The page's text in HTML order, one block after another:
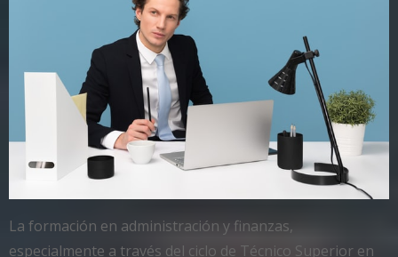
La formación en administración y finanzas,
especialmente a través del ciclo de Técnico Superior en